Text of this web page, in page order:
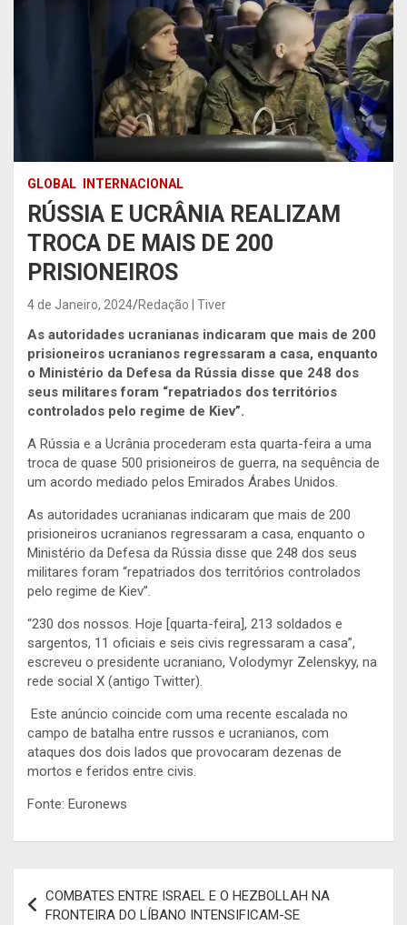
GLOBAL INTERNACIONAL
RÚSSIA E UCRÂNIA REALIZAM
TROCA DE MAIS DE 200
PRISIONEIROS
4 de Janeiro, 2024 Redação | Tiver
As autoridades ucranianas indicaram que mais de 200
prisioneiros ucranianos regressaram a casa, enquanto
o Ministério da Defesa da Rússia disse que 248 dos
seus militares foram “repatriados dos territórios
controlados pelo regime de Kiev”.
A Rússia e a Ucrânia procederam esta quarta-feira a uma
troca de quase 500 prisioneiros de guerra, na sequência de
um acordo mediado pelos Emirados Árabes Unidos.
As autoridades ucranianas indicaram que mais de 200
prisioneiros ucranianos regressaram a casa, enquanto o
Ministério da Defesa da Rússia disse que 248 dos seus
militares foram “repatriados dos territórios controlados
pelo regime de Kiev”.
“230 dos nossos. Hoje [quarta-feira], 213 soldados e
sargentos, 11 oficiais e seis civis regressaram a casa”,
escreveu o presidente ucraniano, Volodymyr Zelenskyy, na
rede social X (antigo Twitter).
Este anúncio coincide com uma recente escalada no
campo de batalha entre russos e ucranianos, com
ataques dos dois lados que provocaram dezenas de
mortos e feridos entre civis.
Fonte: Euronews
de
COMBATES ENTRE ISRAEL E O HEZBOLLAH NA
FRONTEIRA DO LÍBANO INTENSIFICAM-SE